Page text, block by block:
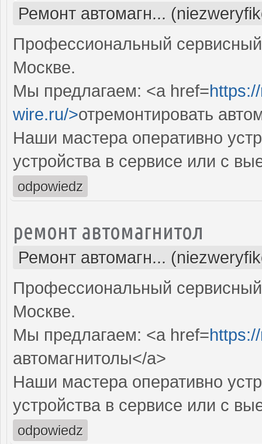
Ремонт автомагн...
Профессиональный
Москве.
Мы предлагаем: <a href=
wire.ru/>отремонтировать
Наши мастера оперативно
устройства в сервисе или с
odpowiedz
ремонт автомагнитол
Ремонт автомагн...
Профессиональный
Москве.
Мы предлагаем: <a href=
автомагнитолы</a>
Наши мастера оперативно
устройства в сервисе или с
odpowiedz